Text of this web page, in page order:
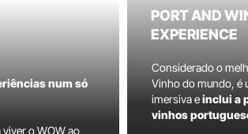
num só
o WOW ao
PORT AND
EXPERIENCE
Considerado o
Vinho do mundo, é
imersiva einclui a
vinhos